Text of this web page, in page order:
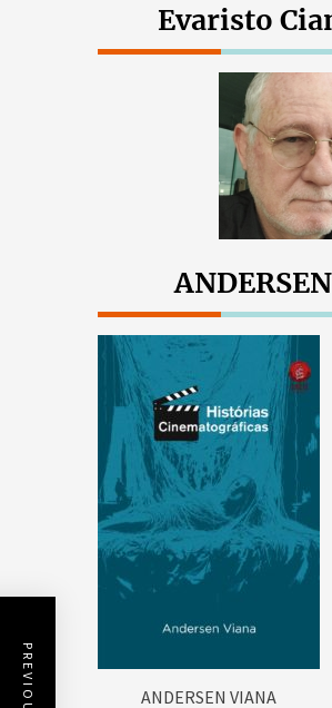
Evaristo
ANDERSEN VIANA